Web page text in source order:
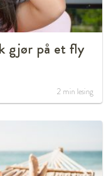
gjør på et fly
2 min lesing